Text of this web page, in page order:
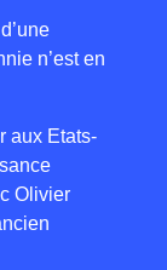
n’est en
aux Etats-
Olivier